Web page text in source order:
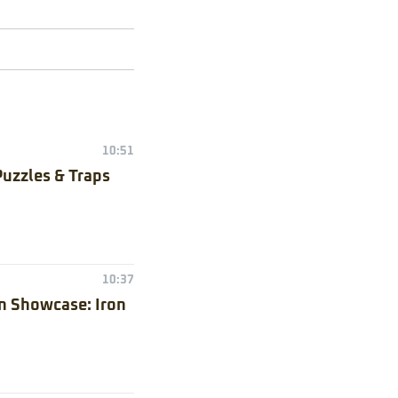
10:51
& Traps
10:37
Showcase: Iron